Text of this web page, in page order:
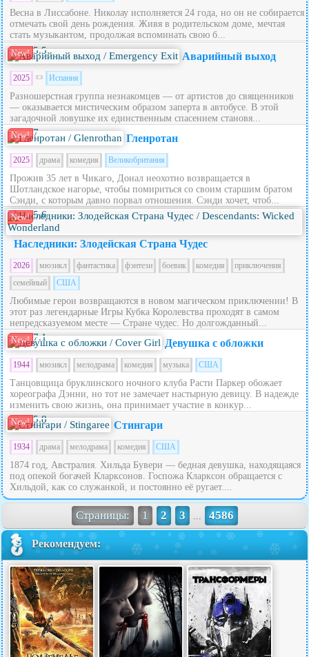
Весна в Лиссабоне. Николау исполняется 24 года, но он не собирается
отмечать свой день рождения. Живя в родительском доме, мечтая
стать музыкантом, продолжая вспоминать свою б...
New! 5.5 Аварийный выход
2025 Испания
Разношерстная группа незнакомцев — от артистов до священников
— оказывается мистическим образом заперта в автобусе. В этой
загадочной ловушке их единственным спасением становя...
New! 7 Гленротан
2025 драма комедия Великобритания
Прожив 35 лет в Чикаго, Донал неохотно возвращается в
Шотландское нагорье, чтобы помириться со своим старшим братом
Сэнди, с которым давно порвал отношения. Сэнди хочет, чтоб...
New! 5.6
Наследники: Злодейская Страна Чудес
2026 мюзикл фантастика фэнтези боевик комедия
приключения
семейный
США
Любимые герои возвращаются в новом магическом приключении! В
этот раз легендарные Игры Кубка Королевства проходят в самом
непредсказуемом месте — Стране чудес. Но долгожданный...
New! 7.1 Девушка с обложки
1944 мюзикл мелодрама комедия музыка США
Танцовщица бруклинского ночного клуба Расти Паркер обожает
хореографа Дэнни, но тот не замечает настырную девицу. В надежде
изменить свою жизнь, она принимает участие в конкур...
New! 5.8 Стингари
1934 драма мелодрама комедия США
1874 год, Австралия. Хильда Бувери — бедная девушка, находящаяся
под опекой богачей Кларксонов. Госпожа Кларксон обращается с
Хильдой, как со служанкой, и постоянно её ругает....
Страницы: 1 2 3 ... 4586
Рекомендуем: